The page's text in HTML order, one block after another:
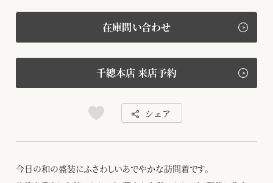
在庫問い合わせ
千總本店 来店予約
シェア
今日の和の盛装にふさわしいあでやかな訪問着です。